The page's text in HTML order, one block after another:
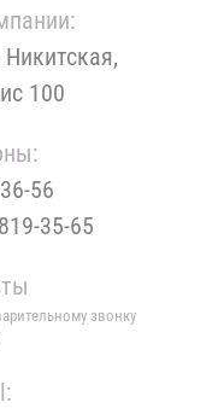
100
56
35-65
звонку